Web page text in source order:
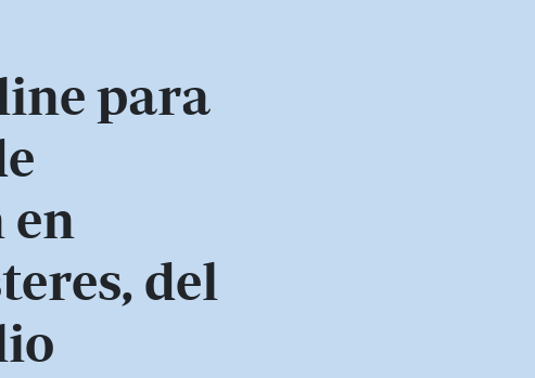
para
del